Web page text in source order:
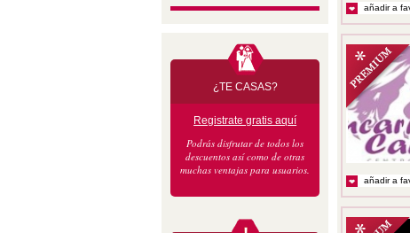
¿TE CASAS?
Registrate gratis aquí
Podrás disfrutar de todos los
descuentos así como de otras
muchas ventajas para usuarios.
añadir a
añadir a